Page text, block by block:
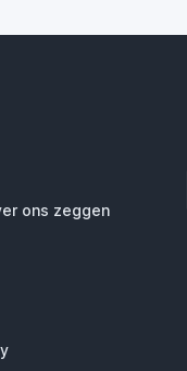
ons zeggen